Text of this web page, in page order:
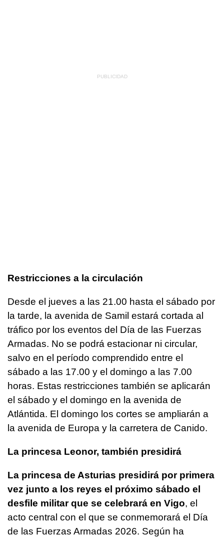
Restricciones a la circulación
Desde el jueves a las 21.00 hasta el sábado por
la tarde, la avenida de Samil estará cortada al
tráfico por los eventos del Día de las Fuerzas
Armadas. No se podrá estacionar ni circular,
salvo en el período comprendido entre el
sábado a las 17.00 y el domingo a las 7.00
horas. Estas restricciones también se aplicarán
el sábado y el domingo en la avenida de
Atlántida. El domingo los cortes se ampliarán a
la avenida de Europa y la carretera de Canido.
La princesa Leonor, también presidirá
La princesa de Asturias presidirá por primera
vez junto a los reyes el próximo sábado el
desfile militar que se celebrará en Vigo, el
acto central con el que se conmemorará el Día
de las Fuerzas Armadas 2026. Según ha